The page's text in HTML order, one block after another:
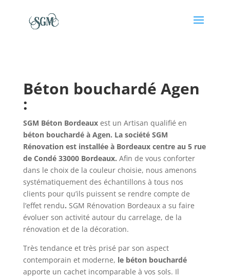
Béton bouchardé Agen
:
SGM Béton Bordeaux est un Artisan qualifié en
béton bouchardé à Agen. La société SGM
Rénovation est installée à Bordeaux centre au 5 rue
de Condé 33000 Bordeaux. Afin de vous conforter
dans le choix de la couleur choisie, nous amenons
systématiquement des échantillons à tous nos
clients pour qu’ils puissent se rendre compte de
l’effet rendu. SGM Rénovation Bordeaux a su faire
évoluer son activité autour du carrelage, de la
rénovation et de la décoration.
Très tendance et très prisé par son aspect
contemporain et moderne, le béton bouchardé
apporte un cachet incomparable à vos sols. Il